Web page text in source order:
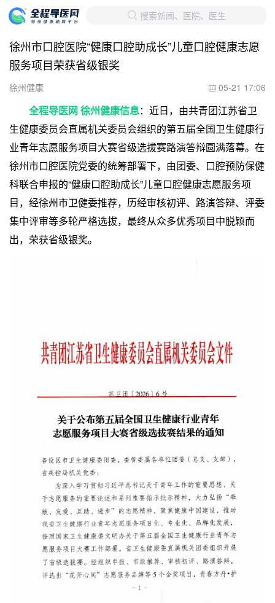
 搜索新闻、医院、医生
徐州市口腔医院“健康口腔助成长”儿童口腔健康志愿
服务项目荣获省级银奖
徐州健康  05-21 17:06
全程导医网 徐州健康信息：近日，由共青团江苏省卫
生健康委员会直属机关委员会组织的第五届全国卫生健康行
业青年志愿服务项目大赛省级选拔赛路演答辩圆满落幕。在
徐州市口腔医院党委的统筹部署下，由团委、口腔预防保健
科联合申报的“健康口腔助成长”儿童口腔健康志愿服务项
目，经徐州市卫健委推荐，历经审核初评、路演答辩、评委
集中评审等多轮严格选拔，最终从众多优秀项目中脱颖而
出，荣获省级银奖。